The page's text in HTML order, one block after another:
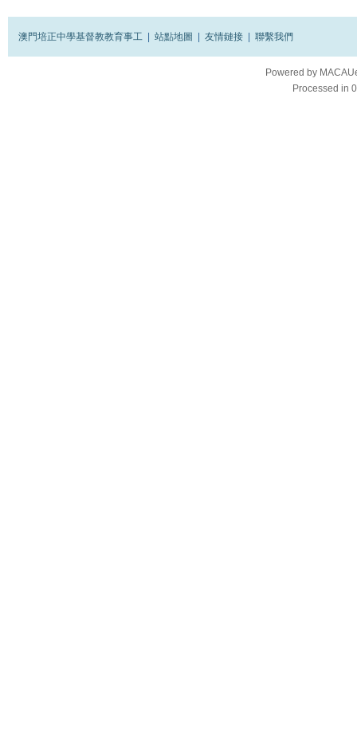
澳門培正中學基督教教育事工 | 站點地圖 | 友情鏈接 | 聯繫我們
Powered by
Processed in